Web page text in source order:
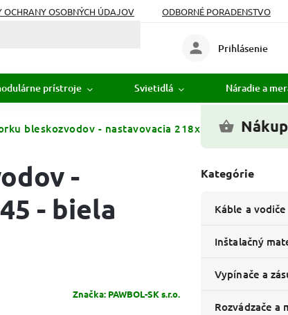
OCHRANY OSOBNÝCH ÚDAJOV ODBORNÉ PORADENSTVO
Prihlásenie
prístroje Svietidlá Náradie a
bleskozvodov - nastavovacia 218x168x80-150 -
Kategórie
Káble a vodiče
Inštalačný
Vypínače a
Rozvádzače
-
- biela
Značka: PAWBOL-SK s.r.o.